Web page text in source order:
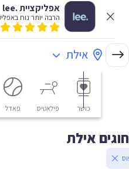
אפליקציית .lee
הרבה יותר נוח באפליקציה
אילת
פילאטיס פאדל
אילת